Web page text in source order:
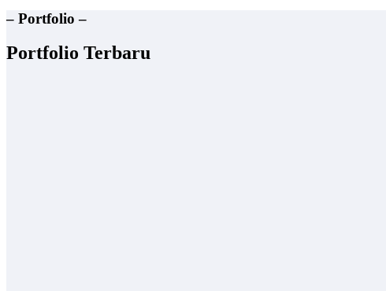
– Portfolio –
Portfolio Terbaru